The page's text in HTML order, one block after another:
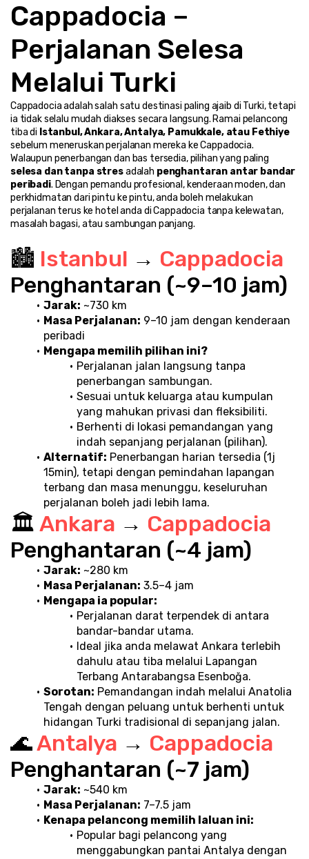
Cappadocia –
Perjalanan Selesa
Melalui Turki
Cappadocia adalah salah satu destinasi paling ajaib di Turki, tetapi
ia tidak selalu mudah diakses secara langsung. Ramai pelancong
tiba di Istanbul, Ankara, Antalya, Pamukkale, atau Fethiye
sebelum meneruskan perjalanan mereka ke Cappadocia.
selesa dan tanpa stres adalah penghantaran antar bandar
peribadi. Dengan pemandu profesional, kenderaan moden, dan
perkhidmatan dari pintu ke pintu, anda boleh melakukan
perjalanan terus ke hotel anda di Cappadocia tanpa kelewatan,
masalah bagasi, atau sambungan panjang.
🏙️ Istanbul →
Penghantaran (~9–10 jam)
Jarak: ~730 km
Masa Perjalanan: 9–10 jam dengan kenderaan
peribadi
Mengapa memilih pilihan ini?
Perjalanan jalan langsung tanpa
penerbangan sambungan.
Sesuai untuk keluarga atau kumpulan
yang mahukan privasi dan fleksibiliti.
Berhenti di lokasi pemandangan yang
indah sepanjang perjalanan (pilihan).
Alternatif: Penerbangan harian tersedia (1j
15min), tetapi dengan pemindahan lapangan
terbang dan masa menunggu, keseluruhan
perjalanan boleh jadi lebih lama.
🏛️ Ankara →
Penghantaran (~4 jam)
Jarak: ~280 km
Masa Perjalanan: 3.5–4 jam
Mengapa ia popular:
Perjalanan darat terpendek di antara
bandar-bandar utama.
Ideal jika anda melawat Ankara terlebih
dahulu atau tiba melalui Lapangan
Terbang Antarabangsa Esenboğa.
Sorotan: Pemandangan indah melalui Anatolia
Tengah dengan peluang untuk berhenti untuk
hidangan Turki tradisional di sepanjang jalan.
🌊 Antalya →
Penghantaran (~7 jam)
Jarak: ~540 km
Masa Perjalanan: 7–7.5 jam
Kenapa pelancong memilih laluan ini:
Popular bagi pelancong yang
menggabungkan pantai Antalya dengan